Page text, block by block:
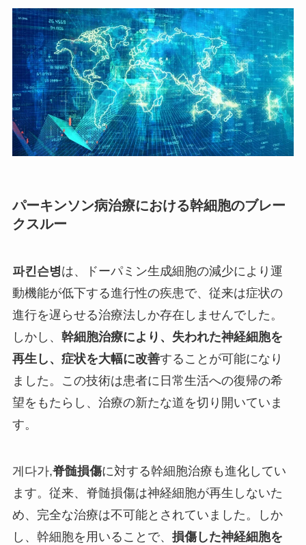
パーキンソン病治療における幹細胞のブレー
クスルー
파킨슨병は、ドーパミン生成細胞の減少により運
動機能が低下する進行性の疾患で、従来は症状の
進行を遅らせる治療法しか存在しませんでした。
しかし、 幹細胞治療により、失われた神経細胞を
再生し、症状を大幅に改善することが可能になり
ました。この技術は患者に日常生活への復帰の希
望をもたらし、治療の新たな道を切り開いていま
す。
게다가,脊髄損傷に対する幹細胞治療も進化してい
ます。従来、脊髄損傷は神経細胞が再生しないた
め、完全な治療は不可能とされていました。しか
し、幹細胞を用いることで、 損傷した神経細胞を